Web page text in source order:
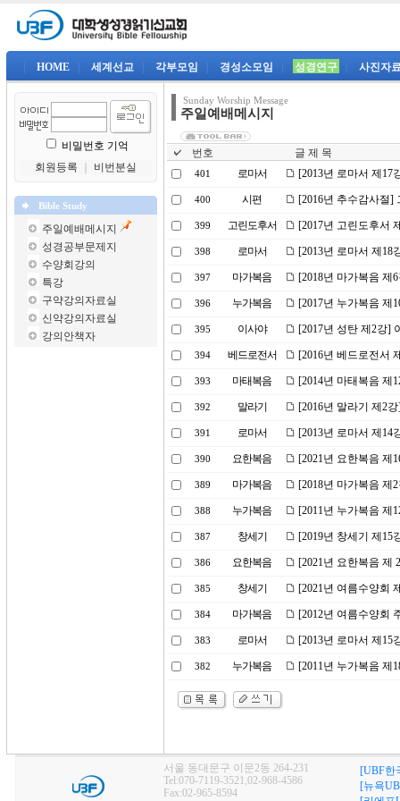
HOME 세계선교 각부모임 경성소모임 성경연구 사진자
비밀번호 기억
회원등록
비번분실
Bible Study
주일예배메시지
성경공부문제지
수양회강의
특강
구약강의자료실
신약강의자료실
강의안책자
Sunday Worship Message
주일예배메시지
번호 글 제 목
401 로마서 [2013년 로마서 제17
400 시편 [2016년 추수감사절]
399 고린도후서 [2017년 고린도후서
398 로마서 [2013년 로마서 제18
397 마가복음 [2018년 마가복음 제
396 누가복음 [2017년 누가복음 제
395 이사야 [2017년 성탄 제2강]
394 베드로전서 [2016년 베드로전서
393 마태복음 [2014년 마태복음 제
392 말라기 [2016년 말라기 제2
391 로마서 [2013년 로마서 제14
390 요한복음 [2021년 요한복음 제
389 마가복음 [2018년 마가복음 제
388 누가복음 [2011년 누가복음 제
387 창세기 [2019년 창세기 제15
386 요한복음 [2021년 요한복음 제
385 창세기 [2021년 여름수양회
384 마가복음 [2012년 여름수양회
383 로마서 [2013년 로마서 제15
382 누가복음 [2011년 누가복음 제
서울 동대문구 이문2동 264-231
Tel:070-7119-3521,02-968-4586
Fax:02-965-8594
[UBF한
[뉴욕